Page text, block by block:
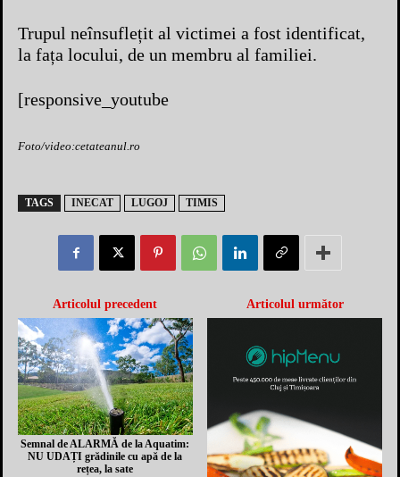
Trupul neînsuflețit al victimei a fost identificat,
la fața locului, de un membru al familiei.
[responsive_youtube
Foto/video:cetateanul.ro
TAGS INECAT LUGOJ TIMIS
Articolul precedent
Semnal de ALARMĂ de la Aquatim:
NU UDAȚI grădinile cu apă de la
rețea, la sate
Articolul următor